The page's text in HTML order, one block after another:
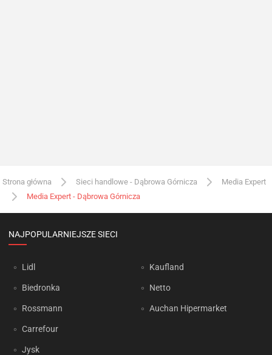
Strona główna Sieci handlowe - Dąbrowa Górnicza
Media Expert
Media Expert - Dąbrowa Górnicza
NAJPOPULARNIEJSZE SIECI
Lidl
Biedronka
Rossmann
Carrefour
Jysk
Kaufland
Netto
Auchan Hipermarket